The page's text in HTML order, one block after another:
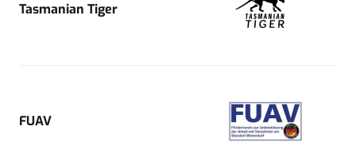
Tasmanian Tiger
FUAV